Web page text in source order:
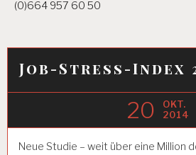
(0)664 957 60 50
Job-Stress-Index
20
OKT.
2014
Neue Studie – weit über eine Million